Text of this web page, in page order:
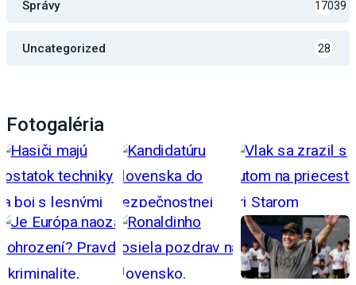
Správy 17039
Uncategorized 28
Fotogaléria